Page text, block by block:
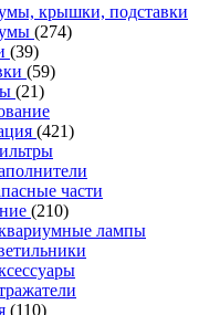
крышки, подставки
(274)
(39)
(59)
(21)
(421)
части
(210)
лампы
(110)